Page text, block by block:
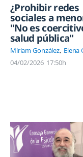
¿Prohibir redes
sociales a
"No es
salud pública"
Míriam González Elena
04/02/2026 17:50h